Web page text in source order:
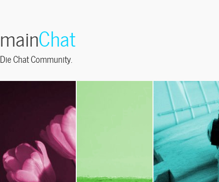
mainChat
Die Chat Community.